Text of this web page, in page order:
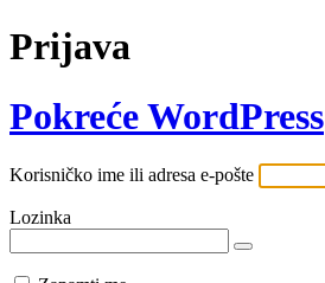
Prijava
Pokreće WordPress
Korisničko ime ili adresa e-pošte
Lozinka